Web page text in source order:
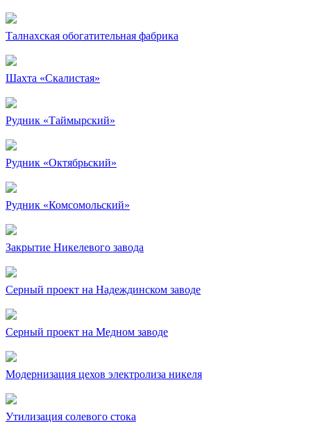
Талнахская обогатительная фабрика
Шахта «Скалистая»
Рудник «Таймырский»
Рудник «Октябрьский»
Рудник «Комсомольский»
Закрытие Никелевого завода
Серный проект на Надеждинском заводе
Серный проект на Медном заводе
Модернизация цехов электролиза никеля
Утилизация солевого стока